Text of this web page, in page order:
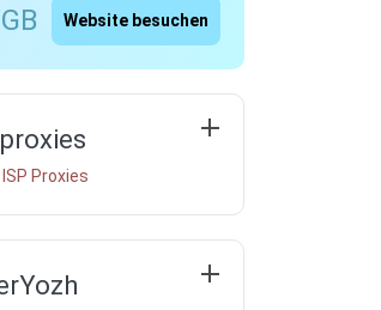
Website besuchen
Proxies